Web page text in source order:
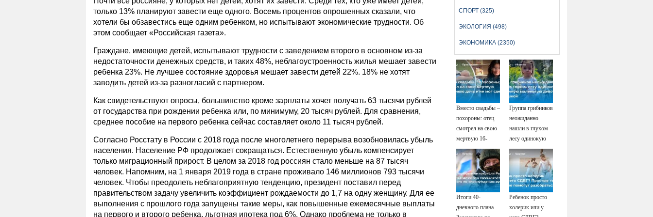
только 13% планируют завести еще одного. Восемь процентов опрошенных сказали, что
хотели бы обзавестись еще одним ребенком, но испытывают экономические трудности. Об
этом сообщает «Российская газета».
Граждане, имеющие детей, испытывают трудности с заведением второго в основном из-за
недостаточности денежных средств, и таких 48%, неблагоустроенность жилья мешает завести
ребенка 23%. Не лучшее состояние здоровья мешает завести детей 22%. 18% не хотят
заводить детей из-за разногласий с партнером.
Как свидетельствуют опросы, большинство кроме зарплаты хочет получать 63 тысячи рублей
от государства при рождении ребенка или, по минимуму, 20 тысяч рублей. Для сравнения,
среднее пособие на первого ребенка сейчас составляет около 11 тысяч рублей.
Согласно Росстату в России с 2018 года после многолетнего перерыва возобновилась убыль
населения. Население РФ продолжает сокращаться. Естественную убыль компенсирует
только миграционный прирост. В целом за 2018 год россиян стало меньше на 87 тысяч
человек. Напомним, на 1 января 2019 года в стране проживало 146 миллионов 793 тысячи
человек. Чтобы преодолеть неблагоприятную тенденцию, президент поставил перед
правительством задачу увеличить коэффициент рождаемости до 1,7 на одну женщину. Для ее
выполнения с прошлого года запущены такие меры, как повышенные ежемесячные выплаты
на первого и второго ребенка, льготная ипотека под 6%. Однако проблема не только в
СПОРТ (325)
ЭКОЛОГИЯ (498)
ЭКОНОМИКА (2350)
Вместо свадьбы –
похороны: отец
смотрел на свою
мертвую 16-
летнюю дочь и не
мог сдержать
слезы
Группа грибников
неожиданно
нашли в глухом
лесу одинокую
испуганную
маленькую
девочку с
игрушкой
Итоги 40-
дневного плана
Ребенок просто
холерик или у